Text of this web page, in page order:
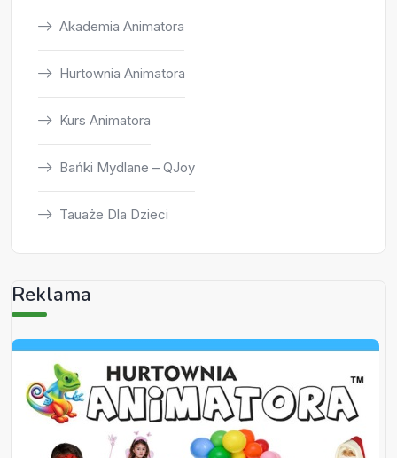
Akademia Animatora
Hurtownia Animatora
Kurs Animatora
Bańki Mydlane – QJoy
Tauaże Dla Dzieci
Reklama